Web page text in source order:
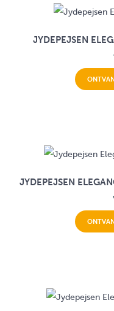
JYDEPEJSEN
JYDEPEJSEN